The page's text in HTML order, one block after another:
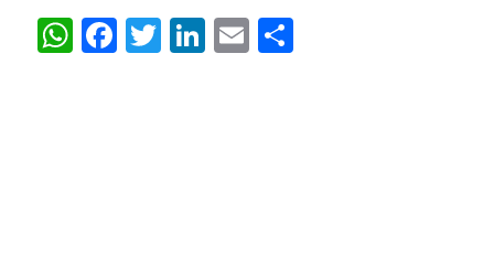
WhatsApp
Facebook
Twitter
LinkedIn
Email